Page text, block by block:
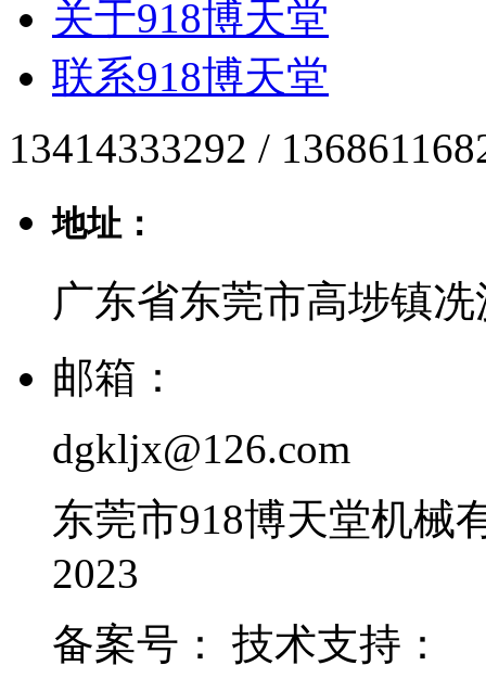
关于918博天堂
联系918博天堂
13414333292 /
地址：
广东省东莞市高埗镇
邮箱：
dgkljx@126.com
东莞市918博天
2023
备案号： 技术支持：